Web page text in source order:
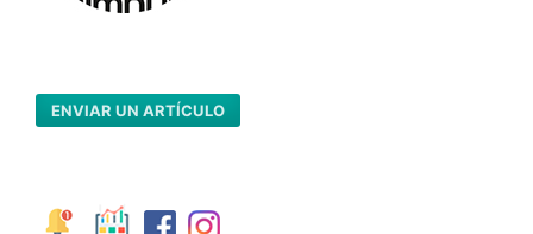
ENVIAR UN ARTÍCULO